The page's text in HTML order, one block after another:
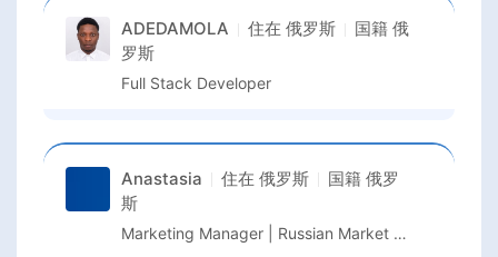
ADEDAMOLA 住在 俄罗斯 国籍 俄
罗斯
Full Stack Developer
Anastasia 住在 俄罗斯 国籍 俄罗
斯
Marketing Manager | Russian Market Growth